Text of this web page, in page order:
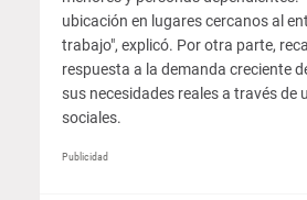
ubicación en lugares cercanos al
trabajo", explicó. Por otra parte,
respuesta a la demanda creciente
sus necesidades reales a través de
sociales.
Publicidad